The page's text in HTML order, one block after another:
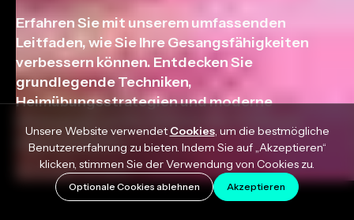
Erfahren Sie mit unserem umfassenden
Leitfaden, wie Sie Ihre Gesangsfähigkeiten
verbessern können. Entdecken Sie
grundlegende Techniken,
Heimübungsstrategien und moderne
auszuschöpfen.
November 22, 2023
Unsere Website verwendetCookies, um die bestmögliche
Benutzererfahrung zu bieten. Indem Sie auf „Akzeptieren“
klicken, stimmen Sie der Verwendung von Cookies zu.
Optionale Cookies ablehnen Akzeptieren